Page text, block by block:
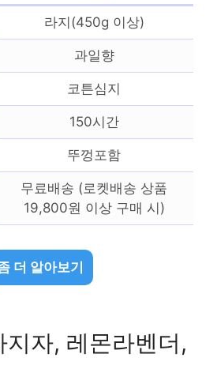
라지(450g 이상)
과일향
코튼심지
150시간
뚜껑포함
무료배송 (로켓배송 상품
19,800원 이상 구매 시)
더 알아보기
지자, 레몬라벤더,